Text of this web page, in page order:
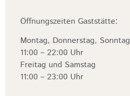
Öffnungszeiten Gaststätte:
Montag, Donnerstag, Sonntag
11:00 – 22:00 Uhr
Freitag und Samstag
11:00 – 23:00 Uhr